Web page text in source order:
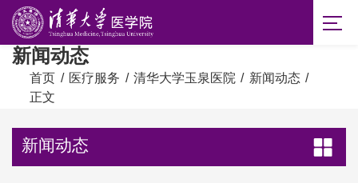
新闻动态
首页 / 医疗服务 / 清华大学玉泉医院 / 新闻动态 /
正文
新闻动态